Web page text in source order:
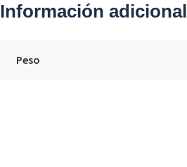
Información adicional
Peso